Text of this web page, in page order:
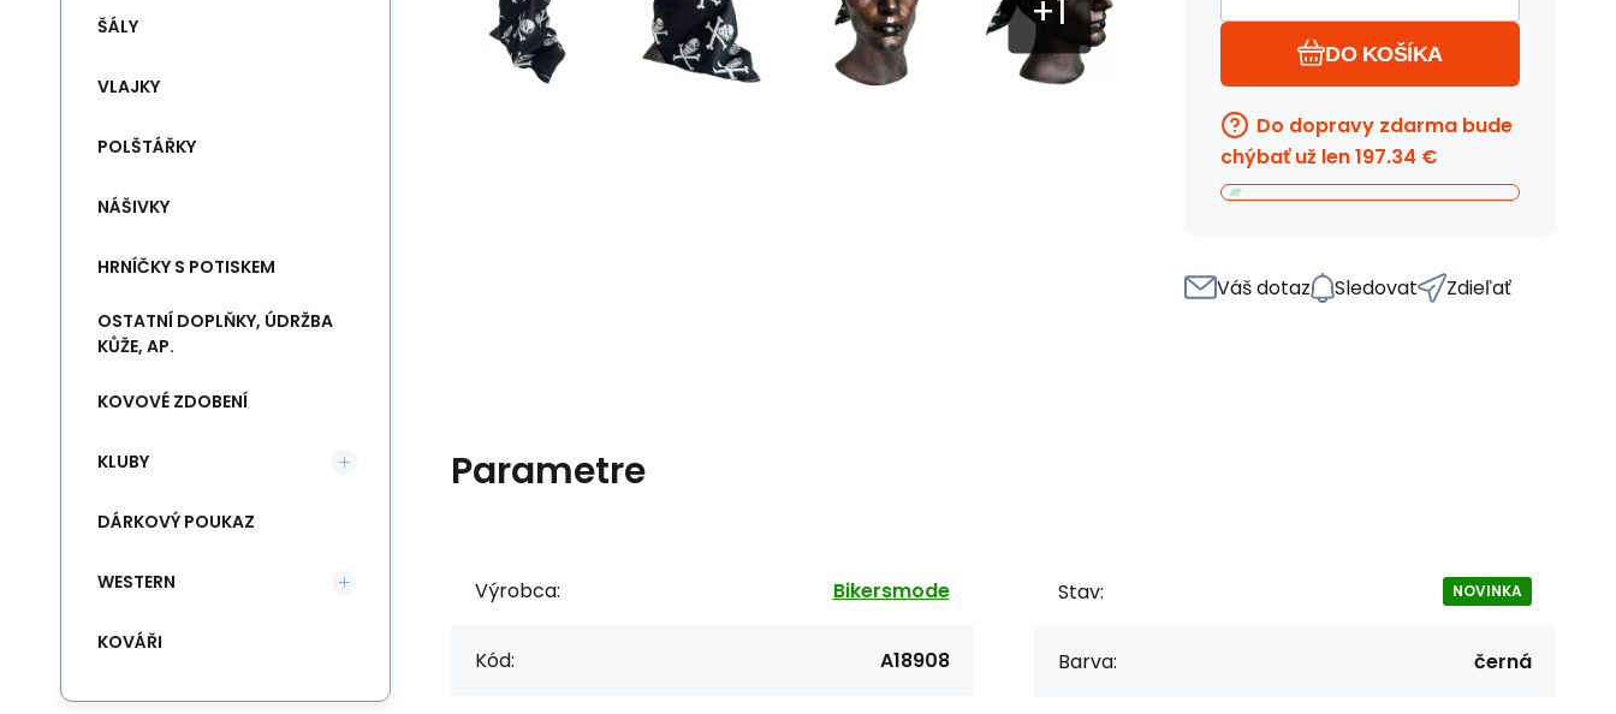
DO KOŠÍKA
Do dopravy zdarma bude
chýbať už len197.34 €
Váš dotaz Sledovat Zdieľať
Parametre
Výrobca: Bikersmode
Kód: A18908
Stav: NOVINKA
Barva: černá
ŠÁLY
VLAJKY
POLŠTÁŘKY
NÁŠIVKY
HRNÍČKY S POTISKEM
OSTATNÍ DOPLŇKY, ÚDRŽBA
KŮŽE, AP.
KOVOVÉ ZDOBENÍ
KLUBY
DÁRKOVÝ POUKAZ
WESTERN
KOVÁŘI